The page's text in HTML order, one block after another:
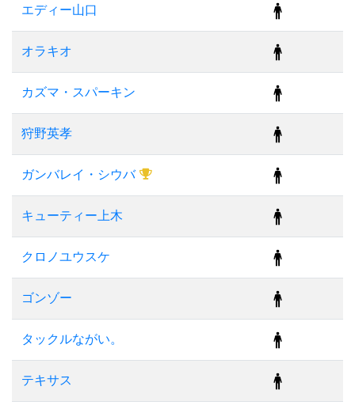
エディー山口
オラキオ
カズマ・スパーキン
狩野英孝
ガンバレイ・シウバ
キューティー上木
クロノユウスケ
ゴンゾー
タックルながい。
テキサス